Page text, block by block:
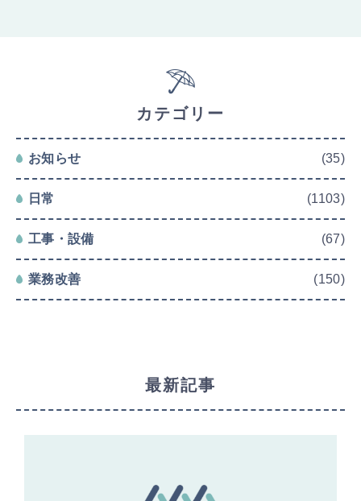
カテゴリー
お知らせ (35)
日常 (1103)
工事・設備 (67)
業務改善 (150)
最新記事